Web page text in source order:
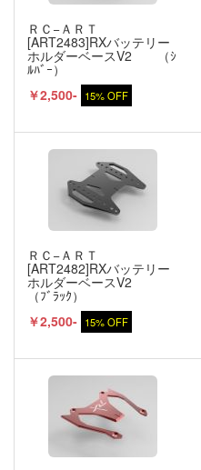
ＲＣ−ＡＲＴ
[ART2483]RXバッテリー
ホルダーベースV2 （ｼ
ﾙﾊﾞｰ）
￥2,500- 15% OFF
ＲＣ−ＡＲＴ
[ART2482]RXバッテリー
ホルダーベースV2
（ﾌﾞﾗｯｸ）
￥2,500- 15% OFF